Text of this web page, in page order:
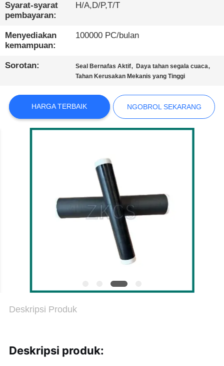
BERITA
KASUS
SITEMAP
Syarat-syarat
pembayaran:
H/A,D/P,T/T
Menyediakan
kemampuan:
100000 PC/bulan
Sorotan: Seal Bernafas Aktif,Daya tahan segala cuaca,
Tahan Kerusakan Mekanis yang Tinggi
HARGA TERBAIK NGOBROL SEKARANG
Deskripsi Produk
Deskripsi produk: